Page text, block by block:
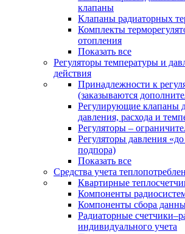
клапаны
Клапаны радиаторных
Комплекты
отопления
Показать все
Регуляторы температуры и
действия
Принадлежности к
(заказываются
Регулирующие клапаны
давления, расхода и
Регуляторы –
Регуляторы давления «до
подпора)
Показать все
Средства учета
Квартирные
Компоненты
Компоненты сбора
Радиаторные
индивидуального учета